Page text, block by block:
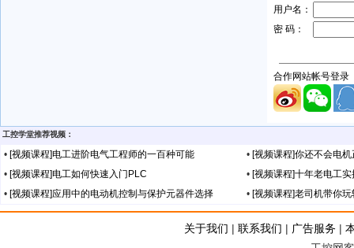
工控学堂推荐视频：
• [视频课程]电工进阶电气工程师的一百种可能 • [视频课程]你还不会电
• [视频课程]电工如何快速入门PLC • [视频课程]十年老电工
• [视频课程]应用中的电动机控制与保护元器件选择 • [视频课程]老司机带你
关于我们 | 联系我们 | 广告服务 |